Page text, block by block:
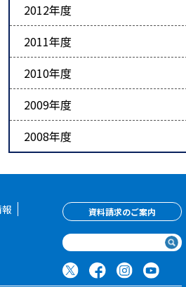
2012年度
2011年度
2010年度
2009年度
2008年度
資料請求のご案内